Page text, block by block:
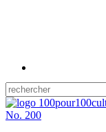
No. 200